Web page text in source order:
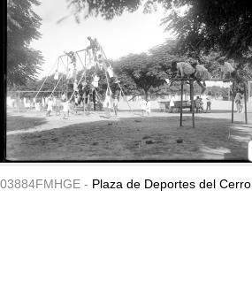
03884FMHGE - Plaza de Deportes del Cerro.